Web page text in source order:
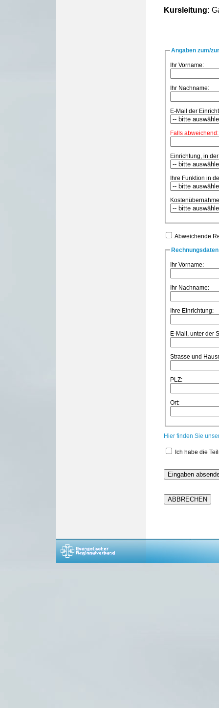
Kursleitung:
Angaben zum/
Ihr Vorname:
Ihr Nachname:
E-Mail der
Falls abweichend:
Einrichtung, in
Ihre Funktion in
Abweichende
Ihr Vorname:
Ihr Nachname:
Ihre Einrichtung:
E-Mail, unter der
Strasse und
PLZ:
Ort:
Hier finden Sie
Ich habe die